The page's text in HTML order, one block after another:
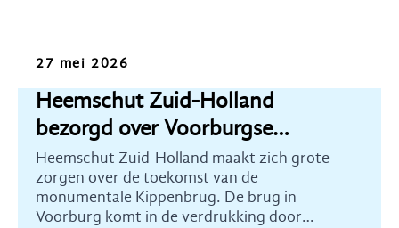
Nieuws
27 mei 2026
Heemschut Zuid-Holland
bezorgd over Voorburgse
Kippenbrug
Heemschut Zuid-Holland maakt zich grote
zorgen over de toekomst van de
monumentale Kippenbrug. De brug in
Voorburg komt in de verdrukking door